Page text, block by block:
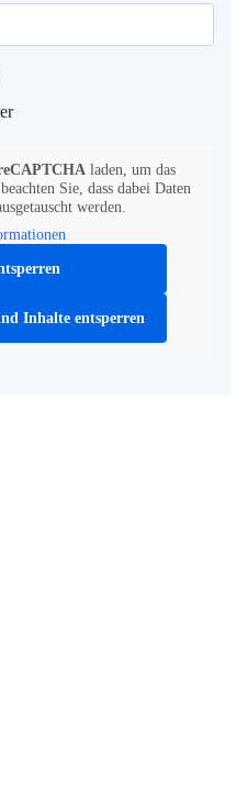
laden, um das
Sie, dass dabei Daten
werden.
Inhalte entsperren